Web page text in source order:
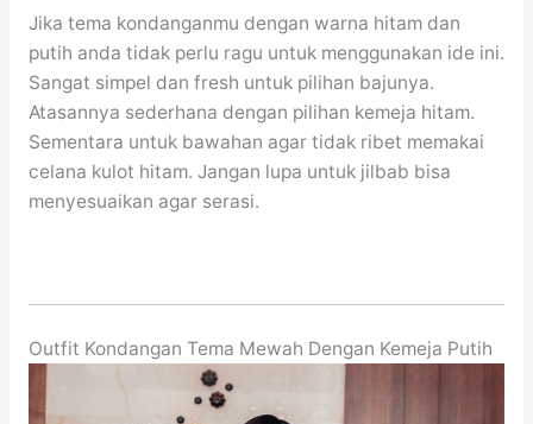
Jika tema kondanganmu dengan warna hitam dan
putih anda tidak perlu ragu untuk menggunakan ide ini.
Sangat simpel dan fresh untuk pilihan bajunya.
Atasannya sederhana dengan pilihan kemeja hitam.
Sementara untuk bawahan agar tidak ribet memakai
celana kulot hitam. Jangan lupa untuk jilbab bisa
menyesuaikan agar serasi.
Outfit Kondangan Tema Mewah Dengan Kemeja Putih